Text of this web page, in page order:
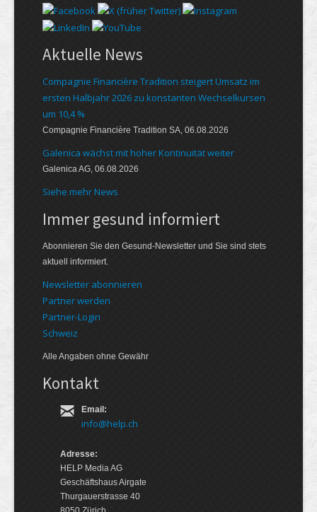
Aktuelle News
Compagnie Financière Tradition steigert Umsatz im
ersten Halbjahr 2026 zu konstanten Wechselkursen
um 10,4 %
Compagnie Financière Tradition SA, 06.08.2026
Galenica wächst mit hoher Kontinuität weiter
Galenica AG, 06.08.2026
Siehe mehr News
Immer gesund informiert
Abonnieren Sie den Gesund-Newsletter und Sie sind stets
aktuell informiert.
Newsletter abonnieren
Partner werden
Partner-Login
Schweiz
Alle Angaben ohne Gewähr
Kontakt
Email:
info@help.ch
Adresse:
HELP Media AG
Geschäftshaus Airgate
Thurgauerstrasse 40